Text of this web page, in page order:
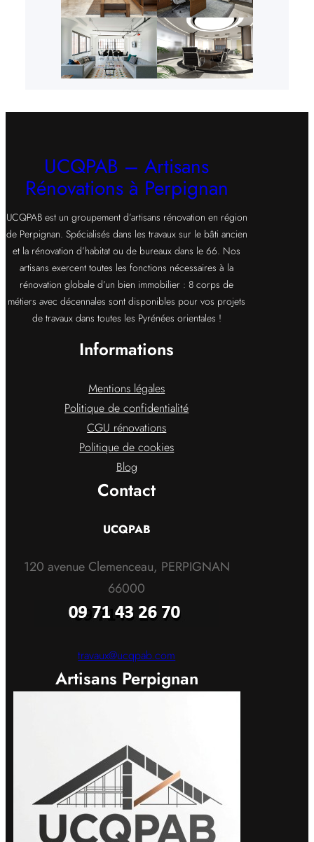
UCQPAB – Artisans
Rénovations à Perpignan
UCQPAB est un groupement d’artisans rénovation en région
de Perpignan. Spécialisés dans les travaux sur le bâti ancien
et la rénovation d’habitat ou de bureaux dans le 66. Nos
artisans exercent toutes les fonctions nécessaires à la
rénovation globale d’un bien immobilier : 8 corps de
métiers avec décennales sont disponibles pour vos projets
de travaux dans toutes les Pyrénées orientales !
Informations
Mentions légales
Politique de confidentialité
CGU rénovations
Politique de cookies
Blog
Contact
UCQPAB
120 avenue Clemenceau, PERPIGNAN
66000
travaux@ucqpab.com
Artisans Perpignan